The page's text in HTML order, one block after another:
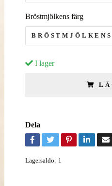
Bröstmjölkens färg
I lager
Dela
Lagersaldo: 1